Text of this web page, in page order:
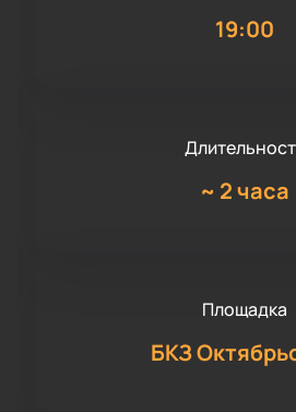
19:00
~ 2 часа
Площадка
БКЗ